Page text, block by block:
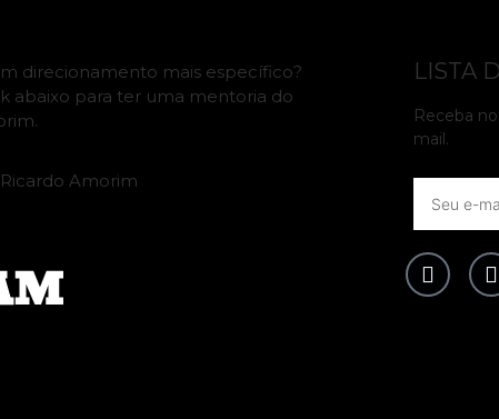
direcionamento mais específico?
abaixo para ter uma mentoria do
Amorim
LISTA
Receba
mail.